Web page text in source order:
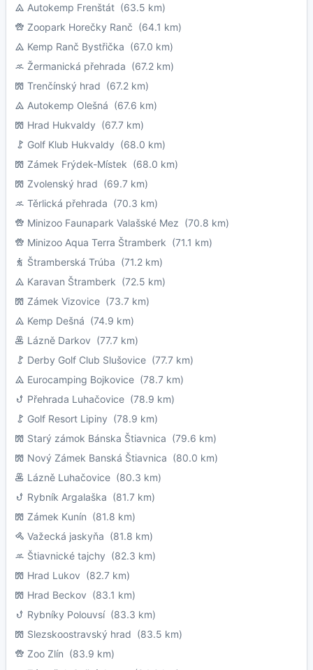
Autokemp Frenštát (63.5 km)
Zoopark Horečky Ranč (64.1 km)
Kemp Ranč Bystřička (67.0 km)
Žermanická přehrada (67.2 km)
Trenčínský hrad (67.2 km)
Autokemp Olešná (67.6 km)
Hrad Hukvaldy (67.7 km)
Golf Klub Hukvaldy (68.0 km)
Zámek Frýdek-Místek (68.0 km)
Zvolenský hrad (69.7 km)
Těrlická přehrada (70.3 km)
Minizoo Faunapark Valašské Mez (70.8 km)
Minizoo Aqua Terra Štramberk (71.1 km)
Štramberská Trúba (71.2 km)
Karavan Štramberk (72.5 km)
Zámek Vizovice (73.7 km)
Kemp Dešná (74.9 km)
Lázně Darkov (77.7 km)
Derby Golf Club Slušovice (77.7 km)
Eurocamping Bojkovice (78.7 km)
Přehrada Luhačovice (78.9 km)
Golf Resort Lipiny (78.9 km)
Starý zámok Bánska Štiavnica (79.6 km)
Nový Zámek Banská Štiavnica (80.0 km)
Lázně Luhačovice (80.3 km)
Rybník Argalaška (81.7 km)
Zámek Kunín (81.8 km)
Važecká jaskyňa (81.8 km)
Štiavnické tajchy (82.3 km)
Hrad Lukov (82.7 km)
Hrad Beckov (83.1 km)
Rybníky Polouvsí(83.3 km)
Slezskoostravský hrad (83.5 km)
Zoo Zlín (83.9 km)